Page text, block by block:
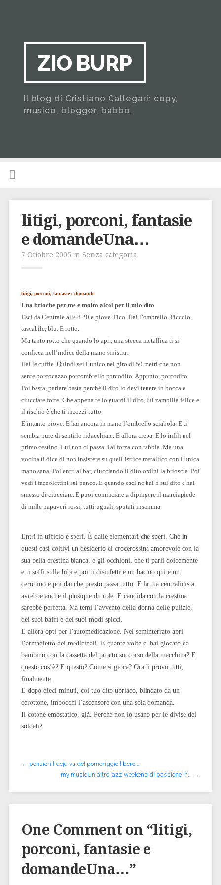
ZIO BURP
Il blog di Cristiano Callegari: copy,
musico, blogger, babbo.
litigi, porconi, fantasie
e domandeUna…
7 Ottobre 2005 in Senza categoria
litigi, porconi, fantasie e domande
Una brioche per me e molto alcol per il mio dito
Esci da Centrale alle 8.20 e piove. Fico. Hai l’ombrello. Piccolo,
tascabile, blu. E rotto.
Ma tanto rotto che quando lo apri, una stecca metallica ti si
conficca nell’indice della mano sinistra.
Hai le cuffie. Quindi sei l’unico nel giro di 50 metri che non
sente porcocazzo porcombrello porcodito. Appunto, porcodito.
Poi basta, parlare basta perché il dito lo devi tenere in bocca e
ciucciare forte. Che appena te lo guardi il dito, lui zampilla felice e
il rischio è che ti inzozzi tutto.
E intanto piove. E hai ancora in mano l’ombrello sciabola. E ti
sembra pure di sentirlo ridacchiare. E allora crepa. E lo infili nel
primo cestino. Lui non ci passa. Fai forza con rabbia. Ma una
vocina ti dice di non insistere su quell’istrice metallico con l’unica
mano sana. Poi entri al bar, ciucciando il dito ordini la brioscia. Poi
vedi i fazzolettini sul banco. E quando esci ne hai 5 sul dito e hai
smesso di ciucciare. E puoi cominciare a dipingere il marciapiede
di mille papaveri rossi, tutti uguali, sputati insomma.
Entri in ufficio e speri. È dalle elementari che speri. Che in
questi casi coltivi un desiderio di crocerossina amorevole con la
sua bella crestina bianca, e gli occhioni, che ti parli dolcemente
e ti soffi sulla bibi e poi ti disinfetti e un bacino qui e un
cerottino e poi dai che presto passa tutto. E la tua centralinista
avrebbe anche il phisique du role. E candida con la crestina
sarebbe perfetta. Ma temi l’avvento della donna delle pulizie,
dei suoi baffi e dei suoi modi spicci.
E allora opti per l’automedicazione. Nel seminterrato apri
l’armadietto dei medicinali. E quante volte ci hai giocato da
bambino con la cassetta del pronto soccorso della macchina? E
questo cos’è? E questo? Come si gioca? Ora li provo tutti,
finalmente.
E dopo dieci minuti, col tuo dito ubriaco, blindato da un
cerottone, imbocchi l’ascensore con una sola domanda.
Il cotone emostatico, già. Perché non lo usano per le divise dei
soldati?
← pensieriIl deja vu del pomeriggio libero…
my musicUn altro jazz weekend di passione in… →
One Comment on “litigi,
porconi, fantasie e
domandeUna…”